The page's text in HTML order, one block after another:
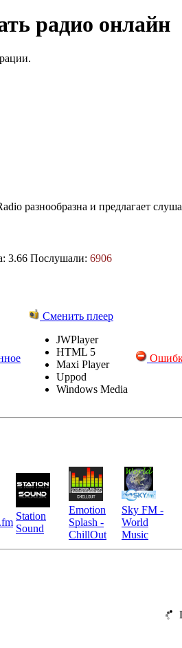
радио онлайн
разнообразна и предлагает
3.66 Послушали: 6906
Сменить плеер
JWPlayer
HTML 5
Maxi Player
Uppod
Windows Media
Station
Sound
Emotion
Splash -
ChillOut
Sky FM -
World
Music